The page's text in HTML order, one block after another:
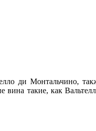
ди Монтальчино,
вина такие, как